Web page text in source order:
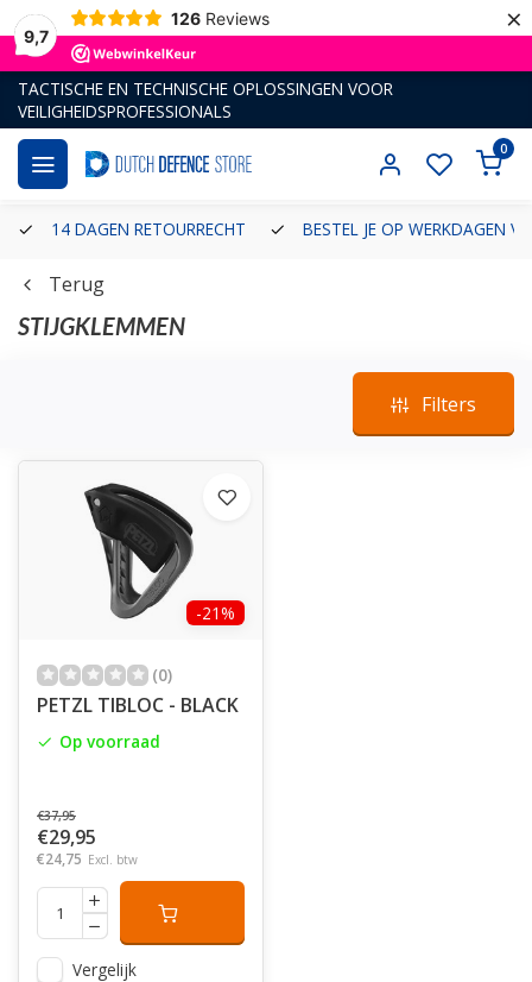
9,7
126 Reviews ×
TACTISCHE EN TECHNISCHE OPLOSSINGEN VOOR
VEILIGHEIDSPROFESSIONALS
0
14 DAGEN RETOURRECHT BESTEL JE OP WERKDAGEN
Terug
STIJGKLEMMEN
Filters
-21%
(0)
PETZL TIBLOC - BLACK
Op voorraad
€37,95
€29,95
€24,75 Excl. btw
Vergelijk